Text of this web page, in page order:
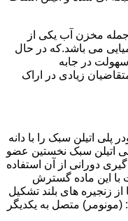
جمله مخزن آب یکی از
می باشد.که در حال
در جابه
زیادی در اراک
پودر پلی اتیلن سبک را با دانه
اتیلن سبک نخستین عضو
دورانی از آن استفاده
با این ماده گسترش
از زنجیره های بلند تشکیل
متصل به یکدیگر